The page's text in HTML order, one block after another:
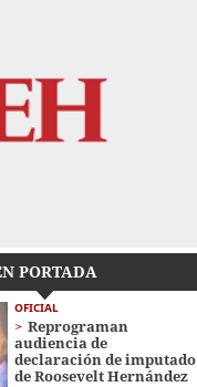
PORTADA
OFICIAL
Reprograman
audiencia de
declaración de imputado
de Roosevelt Hernández